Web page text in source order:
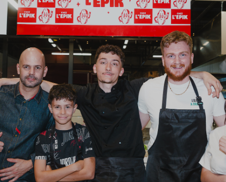
PROG’
BAR CONVIVIAL
PRIVATISER